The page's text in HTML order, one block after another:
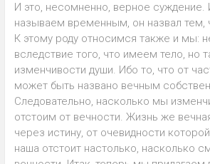
И это, несомненно, верное суждение.
называем временным, он назвал тем,
К этому роду относимся также и мы:
вследствие того, что имеем тело, но
изменчивости души. Ибо то, что от
может быть названо вечным
Следовательно, насколько мы
отстоим от вечности. Жизнь же
через истину, от очевидности
наша отстоит настолько, насколько